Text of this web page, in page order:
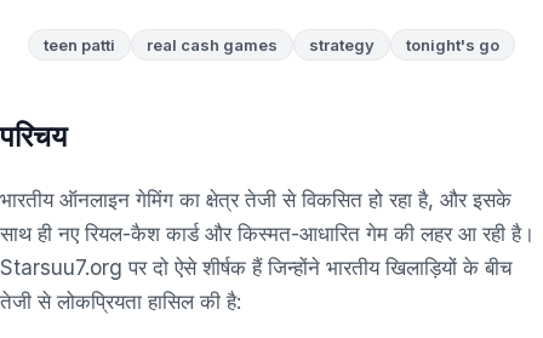
teen patti real cash games strategy tonight's go
परिचय
भारतीय ऑनलाइन गेमिंग का क्षेत्र तेजी से विकसित हो रहा है, और इसके
साथ ही नए रियल-कैश कार्ड और किस्मत-आधारित गेम की लहर आ रही है।
Starsuu7.org पर दो ऐसे शीर्षक हैं जिन्होंने भारतीय खिलाड़ियों के बीच
तेजी से लोकप्रियता हासिल की है: